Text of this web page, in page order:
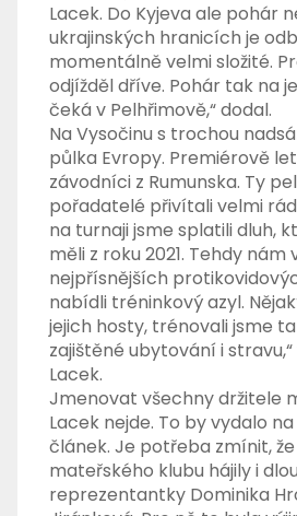
Lacek. Do Kyjeva ale pohár
ukrajinských hranicích je
momentálně velmi složité.
odjížděl dříve. Pohár tak na
čeká v Pelhřimově,“ dodal.
Na Vysočinu s trochou
půlka Evropy. Premiérově
závodníci z Rumunska. Ty
pořadatelé přivítali velmi
na turnaji jsme splatili dluh,
měli z roku 2021. Tehdy nám
nejpřísnějších
nabídli tréninkový azyl.
jejich hosty, trénovali jsme
zajištěné ubytování i
Lacek.
Jmenovat všechny držitele
Lacek nejde. To by vydalo
článek. Je potřeba zmínit,
mateřského klubu hájily i
reprezentantky Dominika